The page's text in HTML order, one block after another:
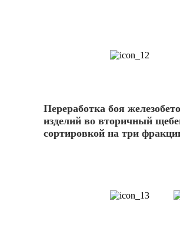
Переработка боя
изделий во вторичный
сортировкой на три